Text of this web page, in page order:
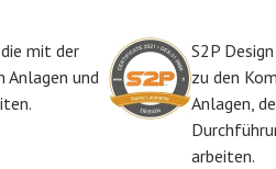
mit der
und
S2P
zu den
Anlagen,
arbeiten.